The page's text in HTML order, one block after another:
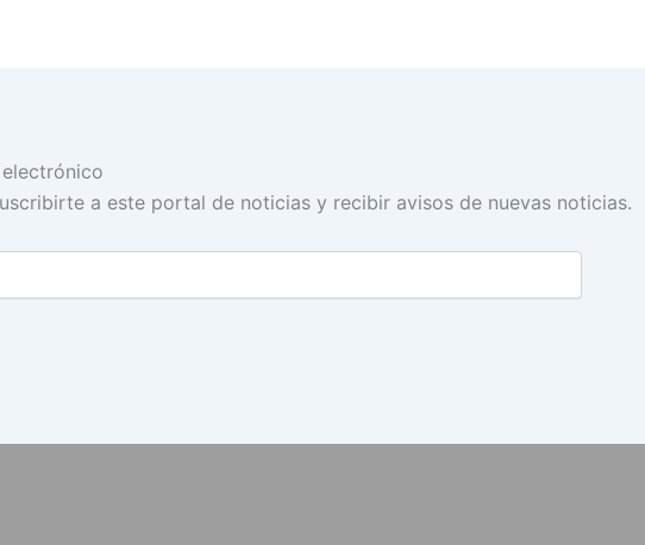
a este portal de noticias y recibir avisos de nuevas noticias.